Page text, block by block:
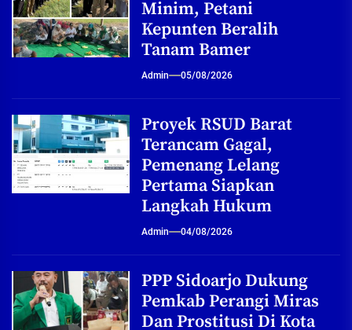
Minim, Petani
Kepunten Beralih
Tanam Bamer
Admin 05/08/2026
Proyek RSUD Barat
Terancam Gagal,
Pemenang Lelang
Pertama Siapkan
Langkah Hukum
Admin 04/08/2026
PPP Sidoarjo Dukung
Pemkab Perangi Miras
Dan Prostitusi Di Kota